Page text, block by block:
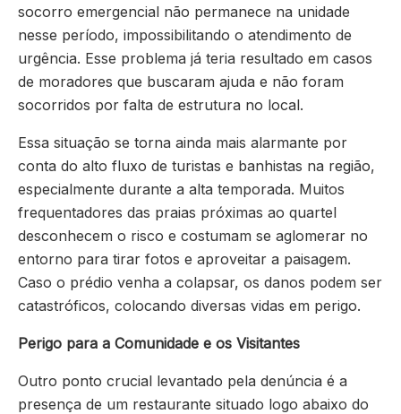
socorro emergencial não permanece na unidade
nesse período, impossibilitando o atendimento de
urgência. Esse problema já teria resultado em casos
de moradores que buscaram ajuda e não foram
socorridos por falta de estrutura no local.
Essa situação se torna ainda mais alarmante por
conta do alto fluxo de turistas e banhistas na região,
especialmente durante a alta temporada. Muitos
frequentadores das praias próximas ao quartel
desconhecem o risco e costumam se aglomerar no
entorno para tirar fotos e aproveitar a paisagem.
Caso o prédio venha a colapsar, os danos podem ser
catastróficos, colocando diversas vidas em perigo.
Perigo para a Comunidade e os Visitantes
Outro ponto crucial levantado pela denúncia é a
presença de um restaurante situado logo abaixo do